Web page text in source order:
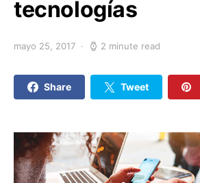
tecnologías
mayo 25, 2017 2 minute read
Share Tweet